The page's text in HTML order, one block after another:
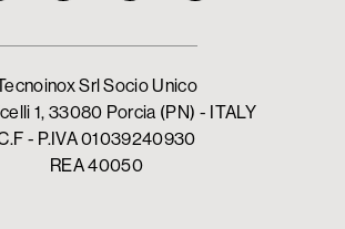
Srl Socio Unico
1, 33080 Porcia (PN) - ITALY
- P.IVA 01039240930
REA 40050